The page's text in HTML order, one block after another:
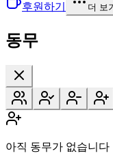
후원하기 더 보
동무
아직 동무가 없습니다